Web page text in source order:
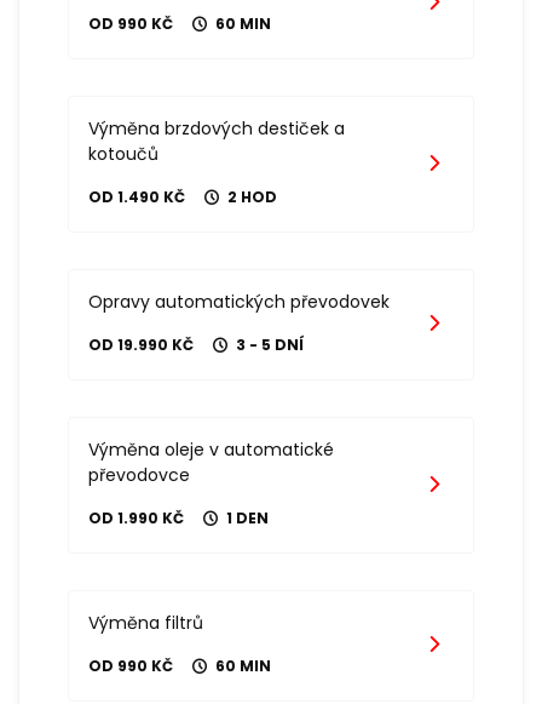
OD 990 KČ 60 MIN
Výměna brzdových destiček a
kotoučů
OD 1.490 KČ 2 HOD
Opravy automatických převodovek
OD 19.990 KČ 3 - 5 DNÍ
Výměna oleje v automatické
převodovce
OD 1.990 KČ 1 DEN
Výměna filtrů
OD 990 KČ 60 MIN